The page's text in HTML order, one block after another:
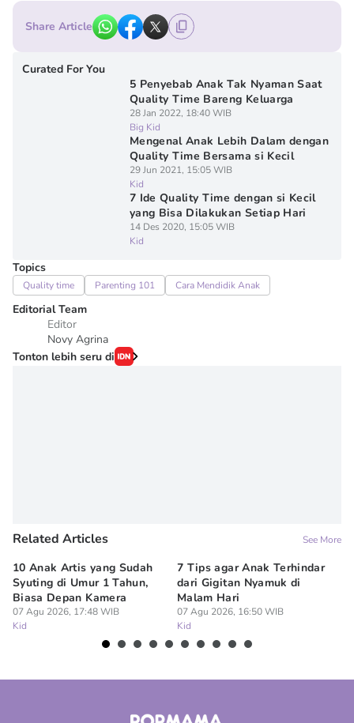
Share Article
Curated For You
5 Penyebab Anak Tak Nyaman Saat
Quality Time Bareng Keluarga
28 Jan 2022, 18:40 WIB
Big Kid
Mengenal Anak Lebih Dalam dengan
Quality Time Bersama si Kecil
29 Jun 2021, 15:05 WIB
Kid
7 Ide Quality Time dengan si Kecil
yang Bisa Dilakukan Setiap Hari
14 Des 2020, 15:05 WIB
Kid
Topics
Quality time Parenting 101 Cara Mendidik Anak
Editorial Team
Editor
Novy Agrina
Tonton lebih seru di
Related Articles See More
10 Anak Artis yang Sudah
Syuting di Umur 1 Tahun,
Biasa Depan Kamera
07 Agu 2026, 17:48 WIB
Kid
7 Tips agar Anak Terhindar
dari Gigitan Nyamuk di
Malam Hari
07 Agu 2026, 16:50 WIB
Kid